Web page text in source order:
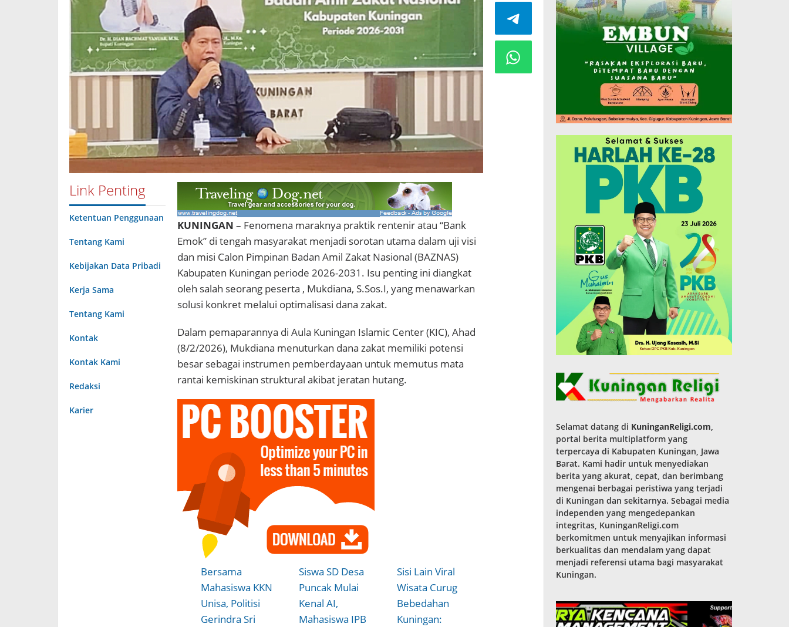
Link Penting
Ketentuan Penggunaan
Tentang Kami
Kebijakan Data Pribadi
Kerja Sama
Tentang Kami
Kontak
Kontak Kami
Redaksi
Karier
KUNINGAN – Fenomena maraknya praktik rentenir atau “Bank
Emok” di tengah masyarakat menjadi sorotan utama dalam uji visi
dan misi Calon Pimpinan Badan Amil Zakat Nasional (BAZNAS)
Kabupaten Kuningan periode 2026-2031. Isu penting ini diangkat
oleh salah seorang peserta , Mukdiana, S.Sos.I, yang menawarkan
solusi konkret melalui optimalisasi dana zakat.‎‎
Dalam pemaparannya di Aula Kuningan Islamic Center (KIC), Ahad
(8/2/2026), Mukdiana menuturkan dana zakat memiliki potensi
besar sebagai instrumen pemberdayaan untuk memutus mata
rantai kemiskinan struktural akibat jeratan hutang.‎‎
Bersama
Mahasiswa KKN
Unisa, Politisi
Gerindra Sri
Siswa SD Desa
Puncak Mulai
Kenal AI,
Mahasiswa IPB
Sisi Lain Viral
Wisata Curug
Bebedahan
Kuningan:
Selamat datang di KuninganReligi.com
portal berita multiplatform yang
terpercaya di Kabupaten Kuningan, Jawa
Barat. Kami hadir untuk menyediakan
berita yang akurat, cepat, dan berimbang
mengenai berbagai peristiwa yang terjadi
di Kuningan dan sekitarnya. Sebagai media
independen yang mengedepankan
integritas, KuninganReligi.com
berkomitmen untuk menyajikan informasi
berkualitas dan mendalam yang dapat
menjadi referensi utama bagi masyarakat
Kuningan.